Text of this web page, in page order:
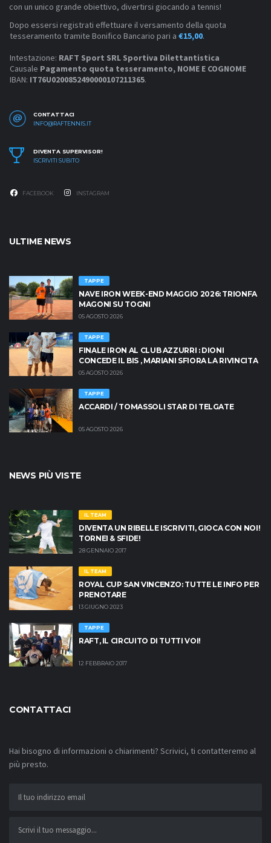
con un unico grande obiettivo, divertirsi giocando a tennis!
Dopo essersi registrati effettuare il versamento della quota
tesseramento tramite Bonifico Bancario pari a €15,00.
Intestazione: RAFT Sport SRL Sportiva Dilettantistica
Causale Pagamento quota tesseramento, NOME E COGNOME
IBAN: IT76U0200852490000107211365.
CONTATTACI
INFO@RAFTENNIS.IT
DIVENTA SUPERVISOR!
ISCRIVITI SUBITO
FACEBOOK INSTAGRAM
ULTIME NEWS
TAPPE
NAVE IRON WEEK-END MAGGIO 2026: TRIONFA
MAGONI SU TOGNI
05 AGOSTO 2026
TAPPE
FINALE IRON AL CLUB AZZURRI : DIONI
CONCEDE IL BIS , MARIANI SFIORA LA RIVINCITA
05 AGOSTO 2026
TAPPE
ACCARDI / TOMASSOLI STAR DI TELGATE
05 AGOSTO 2026
NEWS PIÙ VISTE
IL TEAM
DIVENTA UN RIBELLE ISCRIVITI, GIOCA CON NOI!
TORNEI & SFIDE!
28 GENNAIO 2017
IL TEAM
ROYAL CUP SAN VINCENZO: TUTTE LE INFO PER
PRENOTARE
13 GIUGNO 2023
TAPPE
RAFT, IL CIRCUITO DI TUTTI VOI!
12 FEBBRAIO 2017
CONTATTACI
Hai bisogno di informazioni o chiarimenti? Scrivici, ti contatteremo al
più presto.